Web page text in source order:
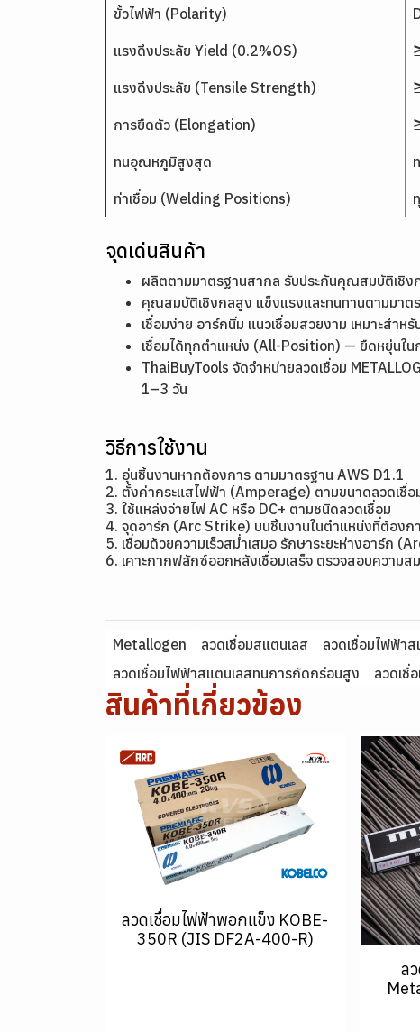
ขั้วไฟฟ้า (Polarity)
แรงดึงประลัย Yield (0.2%OS)
แรงดึงประลัย (Tensile Strength)
การยืดตัว (Elongation)
ทนอุณหภูมิสูงสุด
ท่าเชื่อม (Welding Positions)
จุดเด่นสินค้า
ผลิตตามมาตรฐานสากล รับประกันคุณสมบัติเชิง
คุณสมบัติเชิงกลสูง แข็งแรงและทนทานตามมาต
เชื่อมง่าย อาร์กนิ่ม แนวเชื่อมสวยงาม เหมาะสำห
เชื่อมได้ทุกตำแหน่ง (All-Position) — ยืดหยุ่นใน
ThaiBuyTools จัดจำหน่ายลวดเชื่อม
1–3 วัน
วิธีการใช้งาน
1. อุ่นชิ้นงานหากต้องการ ตามมาตรฐาน AWS D1.1
2. ตั้งค่ากระแสไฟฟ้า (Amperage) ตามขนาดลวด
3. ใช้แหล่งจ่ายไฟ AC หรือ DC+ ตามชนิดลวดเชื่อม
4. จุดอาร์ก (Arc Strike) บนชิ้นงานในตำแหน่งที่ต้องก
5. เชื่อมด้วยความเร็วสม่ำเสมอ รักษาระยะห่างอาร์ก
6. เคาะกากฟลักซ์ออกหลังเชื่อมเสร็จ ตรวจสอบความ
Metallogen ลวดเชื่อมสแตนเลส ลวดเชื่อมไฟฟ้าส
ลวดเชื่อมไฟฟ้าสแตนเลสทนการกัดกร่อนสูง
ลวดเชื่
สินค้าที่เกี่ยวข้อง
ลวดเชื่อมไฟฟ้าพอกแข็ง KOBE-
350R (JIS DF2A-400-R)
ล